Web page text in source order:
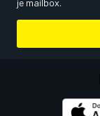
je mailbox.